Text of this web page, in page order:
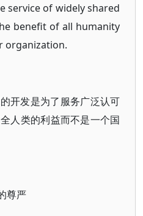
service of widely shared
benefit of all humanity
organization.
开发是为了服务广泛认可
人类的利益而不是一个国
尊严